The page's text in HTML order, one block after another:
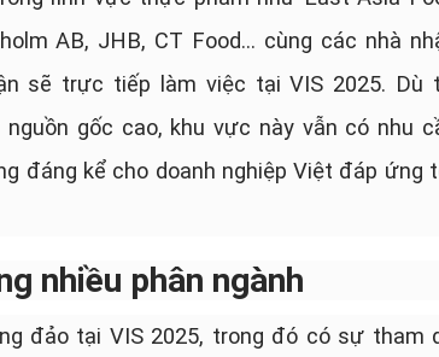
AB, JHB, CT Food… cùng các nhà
sẽ trực tiếp làm việc tại VIS 2025. Dù
gốc cao, khu vực này vẫn có nhu
đáng kể cho doanh nghiệp Việt đáp ứng
nhiều phân ngành
đảo tại VIS 2025, trong đó có sự tham